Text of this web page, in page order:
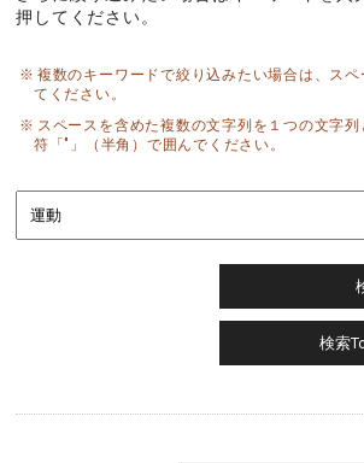
押してください。
複数のキーワードで絞り込みたい場合は、ス
てください。
スペースを含めた複数の文字列を１つの文字
符「"」（半角）で囲んでください。